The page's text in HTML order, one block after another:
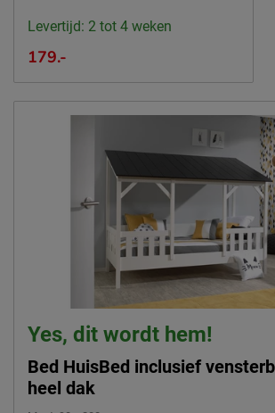
Locatie
Emailadres
Levertijd: 2 tot 4 weken
179.-
Yes, dit wordt hem!
Bed HuisBed inclusief
heel dak